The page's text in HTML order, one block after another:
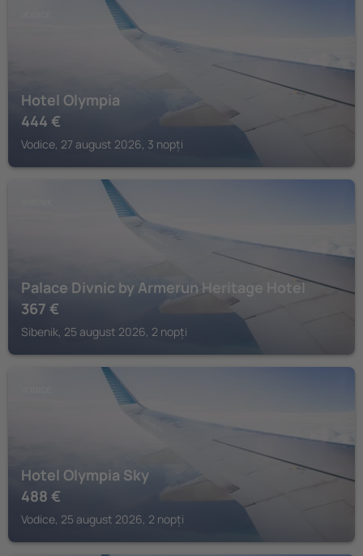
Hotel Olympia
444 €
Vodice, 27 august 2026, 3 nopți
Palace Divnic by Armerun Heritage Hotel
367 €
Sibenik, 25 august 2026, 2 nopți
Hotel Olympia Sky
488 €
Vodice, 25 august 2026, 2 nopți